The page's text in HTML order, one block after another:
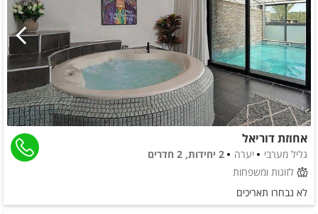
אחוזת דוריאל
גליל מערבי יערה
2 יחידות, 2 חדרים
לזוגות ומשפחות
לא נבחרו תאריכים